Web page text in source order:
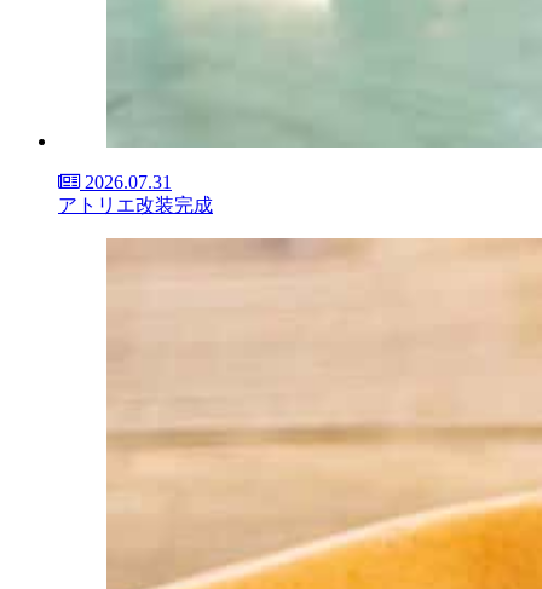
2026.07.31
アトリエ改装完成